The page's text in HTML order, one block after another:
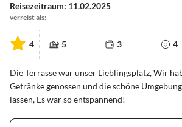
Reisezeitraum: 11.02.2025
verreist als:
4 5 3 4
Die Terrasse war unser Lieblingsplatz, Wir
Getränke genossen und die schöne
lassen, Es war so entspannend!